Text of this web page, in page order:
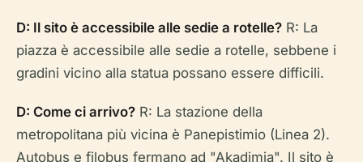
D: Il sito è accessibile alle sedie a rotelle? R: La
piazza è accessibile alle sedie a rotelle, sebbene i
gradini vicino alla statua possano essere difficili.
D: Come ci arrivo? R: La stazione della
metropolitana più vicina è Panepistimio (Linea 2).
Autobus e filobus fermano ad "Akadimia". Il sito è